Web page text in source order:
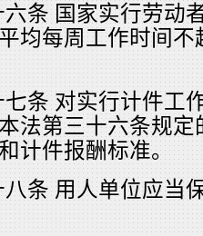
六条 国家实行劳动
均每周工作时间
七条 对实行计件工
法第三十六条规
计件报酬标准。
八条 用人单位应当